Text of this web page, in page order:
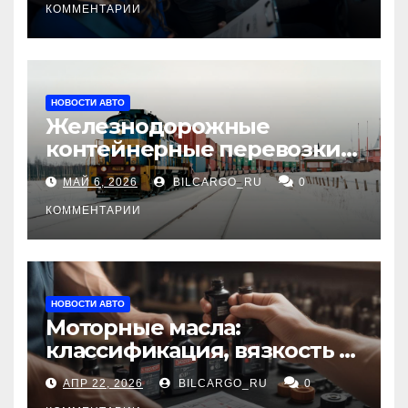
КОММЕНТАРИИ
НОВОСТИ АВТО
Железнодорожные
контейнерные перевозки
из Китая в Россию:
маршруты, сроки и
требования
МАЙ 6, 2026 BILCARGO_RU 0
КОММЕНТАРИИ
НОВОСТИ АВТО
Моторные масла:
классификация, вязкость и
рекомендации по выбору
для различных типов
АПР 22, 2026 BILCARGO_RU 0